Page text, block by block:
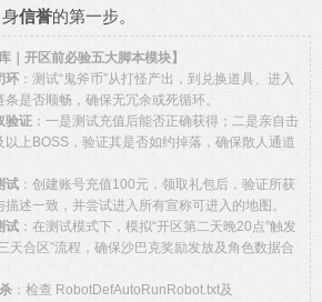
信誉的第一步。
｜开区前必验五大脚本模块】
环 ：测试“鬼斧币”从打怪产出，到兑换道具、进入
是否顺畅，确保无冗余或死循环。
验证 ：一是测试充值后能否正确获得；二是亲自击
以上BOSS，验证其是否如约掉落，确保散人通道
试 ：创建账号充值100元，领取礼包后，验证所获
描述一致，并尝试进入所有宣称可进入的地图。
试 ：在测试模式下，模拟“开区第二天晚20点”触发
天合区”流程，确保沙巴克奖励发放及角色数据合
：检查 RobotDefAutoRunRobot.txt及